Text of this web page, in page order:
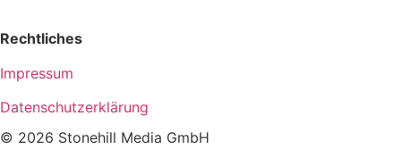
Rechtliches
Impressum
Datenschutzerklärung
© 2026 Stonehill Media GmbH